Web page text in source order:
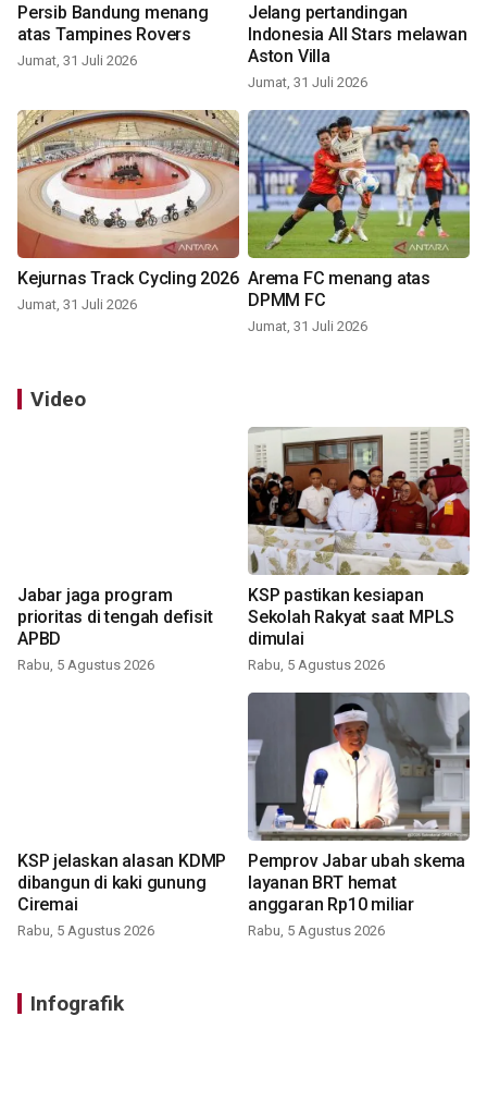
Persib Bandung menang
atas Tampines Rovers
Jumat, 31 Juli 2026
Jelang pertandingan
Indonesia All Stars melawan
Aston Villa
Jumat, 31 Juli 2026
Kejurnas Track Cycling 2026
Jumat, 31 Juli 2026
Arema FC menang atas
DPMM FC
Jumat, 31 Juli 2026
Video
Jabar jaga program
prioritas di tengah defisit
APBD
Rabu, 5 Agustus 2026
KSP pastikan kesiapan
Sekolah Rakyat saat MPLS
dimulai
Rabu, 5 Agustus 2026
KSP jelaskan alasan KDMP
dibangun di kaki gunung
Ciremai
Rabu, 5 Agustus 2026
Pemprov Jabar ubah skema
layanan BRT hemat
anggaran Rp10 miliar
Rabu, 5 Agustus 2026
Infografik